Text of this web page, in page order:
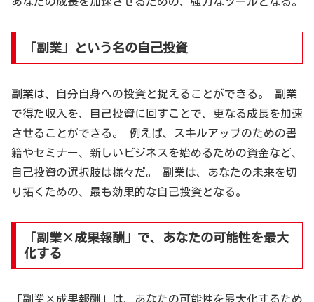
「副業」という名の自己投資
副業は、自分自身への投資と捉えることができる。 副業
で得た収入を、自己投資に回すことで、更なる成長を加速
させることができる。 例えば、スキルアップのための書
籍やセミナー、新しいビジネスを始めるための資金など、
自己投資の選択肢は様々だ。 副業は、あなたの未来を切
り拓くための、最も効果的な自己投資となる。
「副業×成果報酬」で、あなたの可能性を最大
化する
「副業×成果報酬」は、あなたの可能性を最大化するため